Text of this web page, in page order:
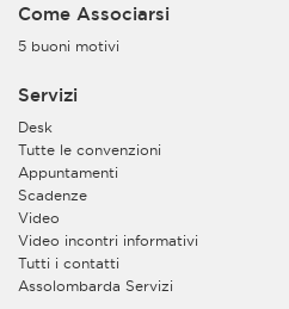
Come Associarsi
5 buoni motivi
Servizi
Desk
Tutte le convenzioni
Appuntamenti
Scadenze
Video
Video incontri informativi
Tutti i contatti
Assolombarda Servizi